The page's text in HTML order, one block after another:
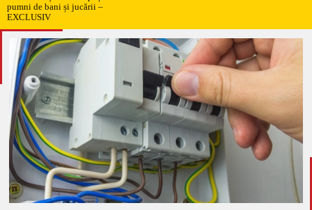
EXCLUSIV